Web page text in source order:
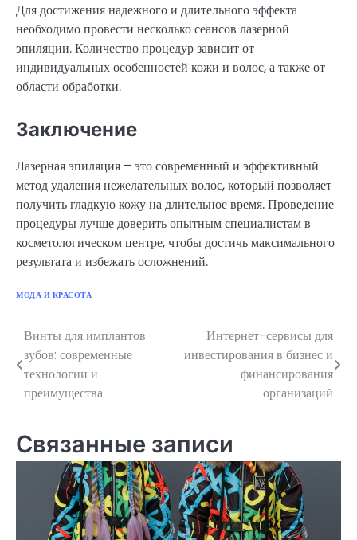
Для достижения надежного и длительного эффекта
необходимо провести несколько сеансов лазерной
эпиляции. Количество процедур зависит от
индивидуальных особенностей кожи и волос, а также от
области обработки.
Заключение
Лазерная эпиляция – это современный и эффективный
метод удаления нежелательных волос, который позволяет
получить гладкую кожу на длительное время. Проведение
процедуры лучше доверить опытным специалистам в
косметологическом центре, чтобы достичь максимального
результата и избежать осложнений.
МОДА И КРАСОТА
Навигация
по
записям
Винты для имплантов
зубов: современные
технологии и
преимущества
Интернет-сервисы для
инвестирования в бизнес и
финансирования
организаций
Связанные записи